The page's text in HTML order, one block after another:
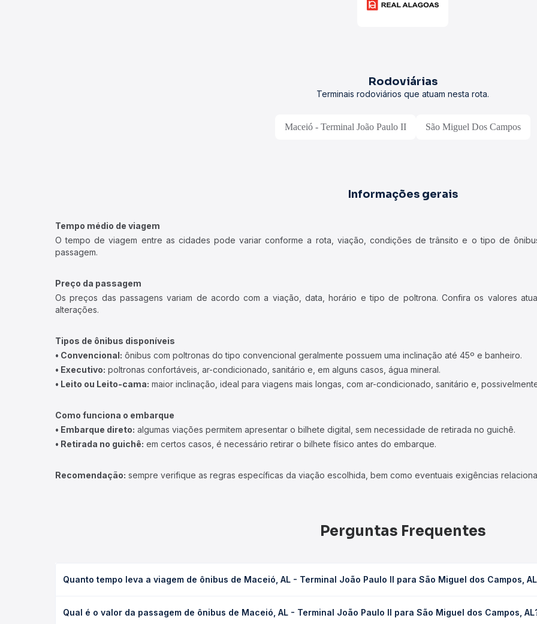
Rodoviárias
Terminais rodoviários que atuam nesta rota.
Maceió - Terminal João Paulo II São Miguel Dos Campos
Informações gerais
Tempo médio de viagem
O tempo de viagem entre as cidades pode variar conforme a rota, viação, condições de trânsito e o tipo de
passagem.
Preço da passagem
Os preços das passagens variam de acordo com a viação, data, horário e tipo de poltrona. Confira os valores
alterações.
Tipos de ônibus disponíveis
• Convencional: ônibus com poltronas do tipo convencional geralmente possuem uma inclinação até 45º e banheiro.
• Executivo: poltronas confortáveis, ar-condicionado, sanitário e, em alguns casos, água mineral.
• Leito ou Leito-cama: maior inclinação, ideal para viagens mais longas, com ar-condicionado, sanitário e,
Como funciona o embarque
• Embarque direto: algumas viações permitem apresentar o bilhete digital, sem necessidade de retirada no guichê.
• Retirada no guichê: em certos casos, é necessário retirar o bilhete físico antes do embarque.
Recomendação: sempre verifique as regras específicas da viação escolhida, bem como eventuais exigências
Perguntas Frequentes
Quanto tempo leva a viagem de ônibus de Maceió, AL - Terminal João Paulo II para São Miguel dos Campos,
(convencional, executivo ou leito) e as condições de tráfego. Na Quero Passagem você consulta os horários
Qual é o valor da passagem de ônibus de Maceió, AL - Terminal João Paulo II para São Miguel dos Campos,